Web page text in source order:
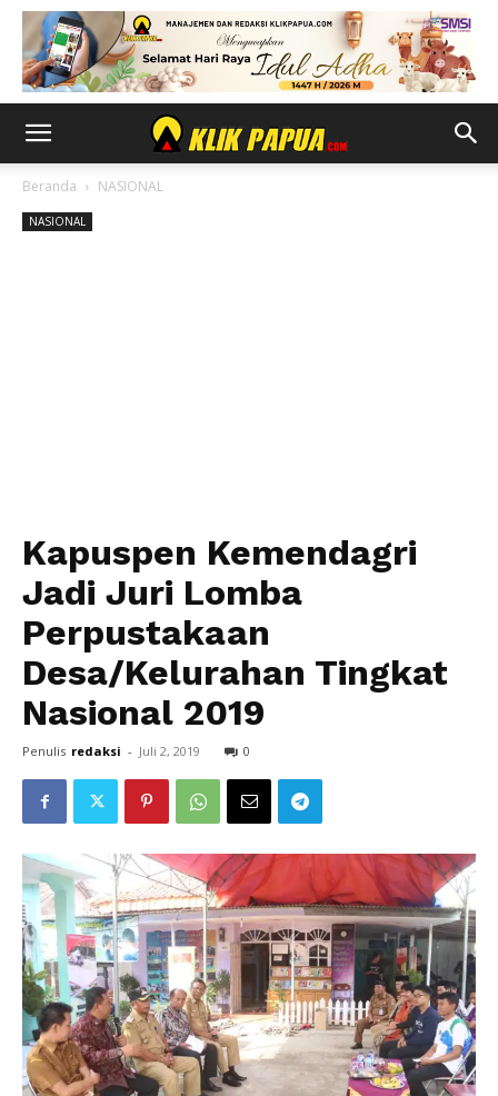
Beranda NASIONAL
NASIONAL
Kapuspen Kemendagri
Jadi Juri Lomba
Perpustakaan
Desa/Kelurahan Tingkat
Nasional 2019
Penulis redaksi - Juli 2, 2019 0